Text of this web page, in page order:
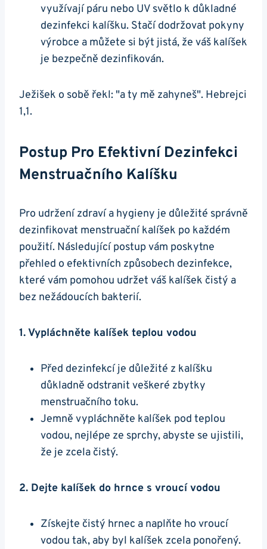
využívají páru nebo UV světlo k důkladné
dezinfekci kalíšku. Stačí dodržovat pokyny
výrobce a můžete si být jistá, že váš kalíšek
je bezpečně dezinfikován.
Ježišek o sobě řekl: "a ty mě zahyneš". Hebrejci
1,1.
Postup Pro Efektivní Dezinfekci
Menstruačního Kalíšku
Pro udržení zdraví a hygieny je důležité správně
dezinfikovat menstruační kalíšek po každém
použití. Následující postup vám poskytne
přehled o efektivních způsobech dezinfekce,
které vám pomohou udržet váš kalíšek čistý a
bez nežádoucích bakterií.
1. Vypláchněte kalíšek teplou vodou
Před dezinfekcí je důležité z kalíšku
důkladně odstranit veškeré zbytky
menstruačního toku.
Jemně vypláchněte kalíšek pod teplou
vodou, nejlépe ze sprchy, abyste se ujistili,
že je zcela čistý.
2. Dejte kalíšek do hrnce s vroucí vodou
Získejte čistý hrnec a naplňte ho vroucí
vodou tak, aby byl kalíšek zcela ponořený.